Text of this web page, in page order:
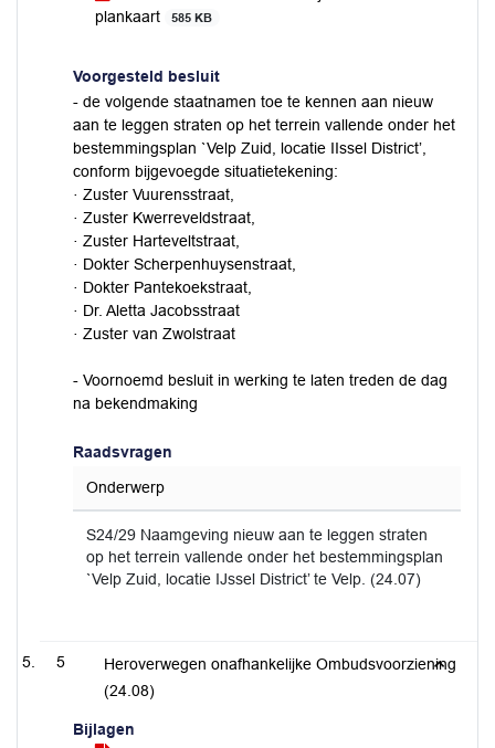
plankaart
585 KB
Voorgesteld besluit
- de volgende staatnamen toe te kennen aan nieuw
aan te leggen straten op het terrein vallende onder het
bestemmingsplan `Velp Zuid, locatie IIssel District’,
conform bijgevoegde situatietekening:
· Zuster Vuurensstraat,
· Zuster Kwerreveldstraat,
· Zuster Harteveltstraat,
· Dokter Scherpenhuysenstraat,
· Dokter Pantekoekstraat,
· Dr. Aletta Jacobsstraat
· Zuster van Zwolstraat
- Voornoemd besluit in werking te laten treden de dag
na bekendmaking
Raadsvragen
Onderwerp
S24/29 Naamgeving nieuw aan te leggen straten
op het terrein vallende onder het bestemmingsplan
`Velp Zuid, locatie IJssel District’ te Velp. (24.07)
5
Heroverwegen onafhankelijke Ombudsvoorziening
(24.08)
Bijlagen